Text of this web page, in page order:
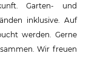
Garten- und
inklusive. Auf
werden. Gerne
Wir freuen